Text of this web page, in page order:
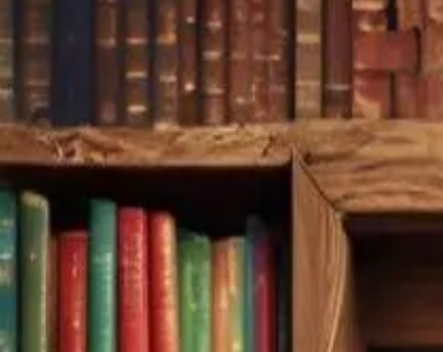
https://ademilsoncs.adv.br/